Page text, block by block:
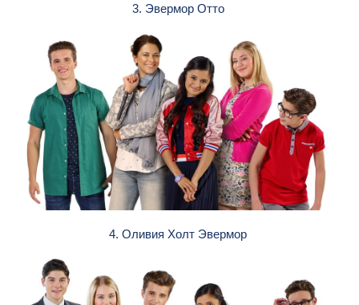
3. Эвермор Отто
4. Оливия Холт Эвермор